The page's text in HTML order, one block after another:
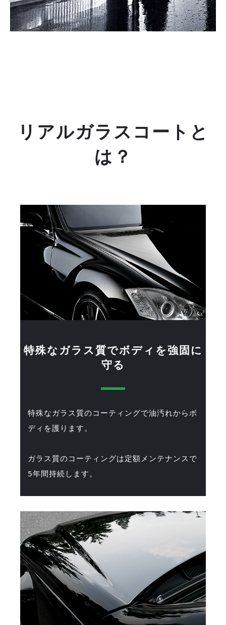
リアルガラスコートと
は？
特殊なガラス質でボディを強固に
守る
特殊なガラス質のコーティングで油汚れからボ
ディを護ります。
ガラス質のコーティングは定額メンテナンスで
5年間持続します。